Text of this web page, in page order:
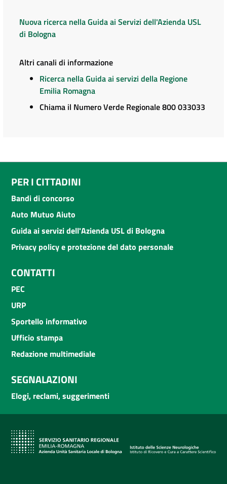
Nuova ricerca nella Guida ai Servizi dell'Azienda USL
di Bologna
Altri canali di informazione
Ricerca nella Guida ai servizi della Regione
Emilia Romagna
Chiama il Numero Verde Regionale 800 033033
PER I CITTADINI
Bandi di concorso
Auto Mutuo Aiuto
Guida ai servizi dell'Azienda USL di Bologna
Privacy policy e protezione del dato personale
CONTATTI
PEC
URP
Sportello informativo
Ufficio stampa
Redazione multimediale
SEGNALAZIONI
Elogi, reclami, suggerimenti